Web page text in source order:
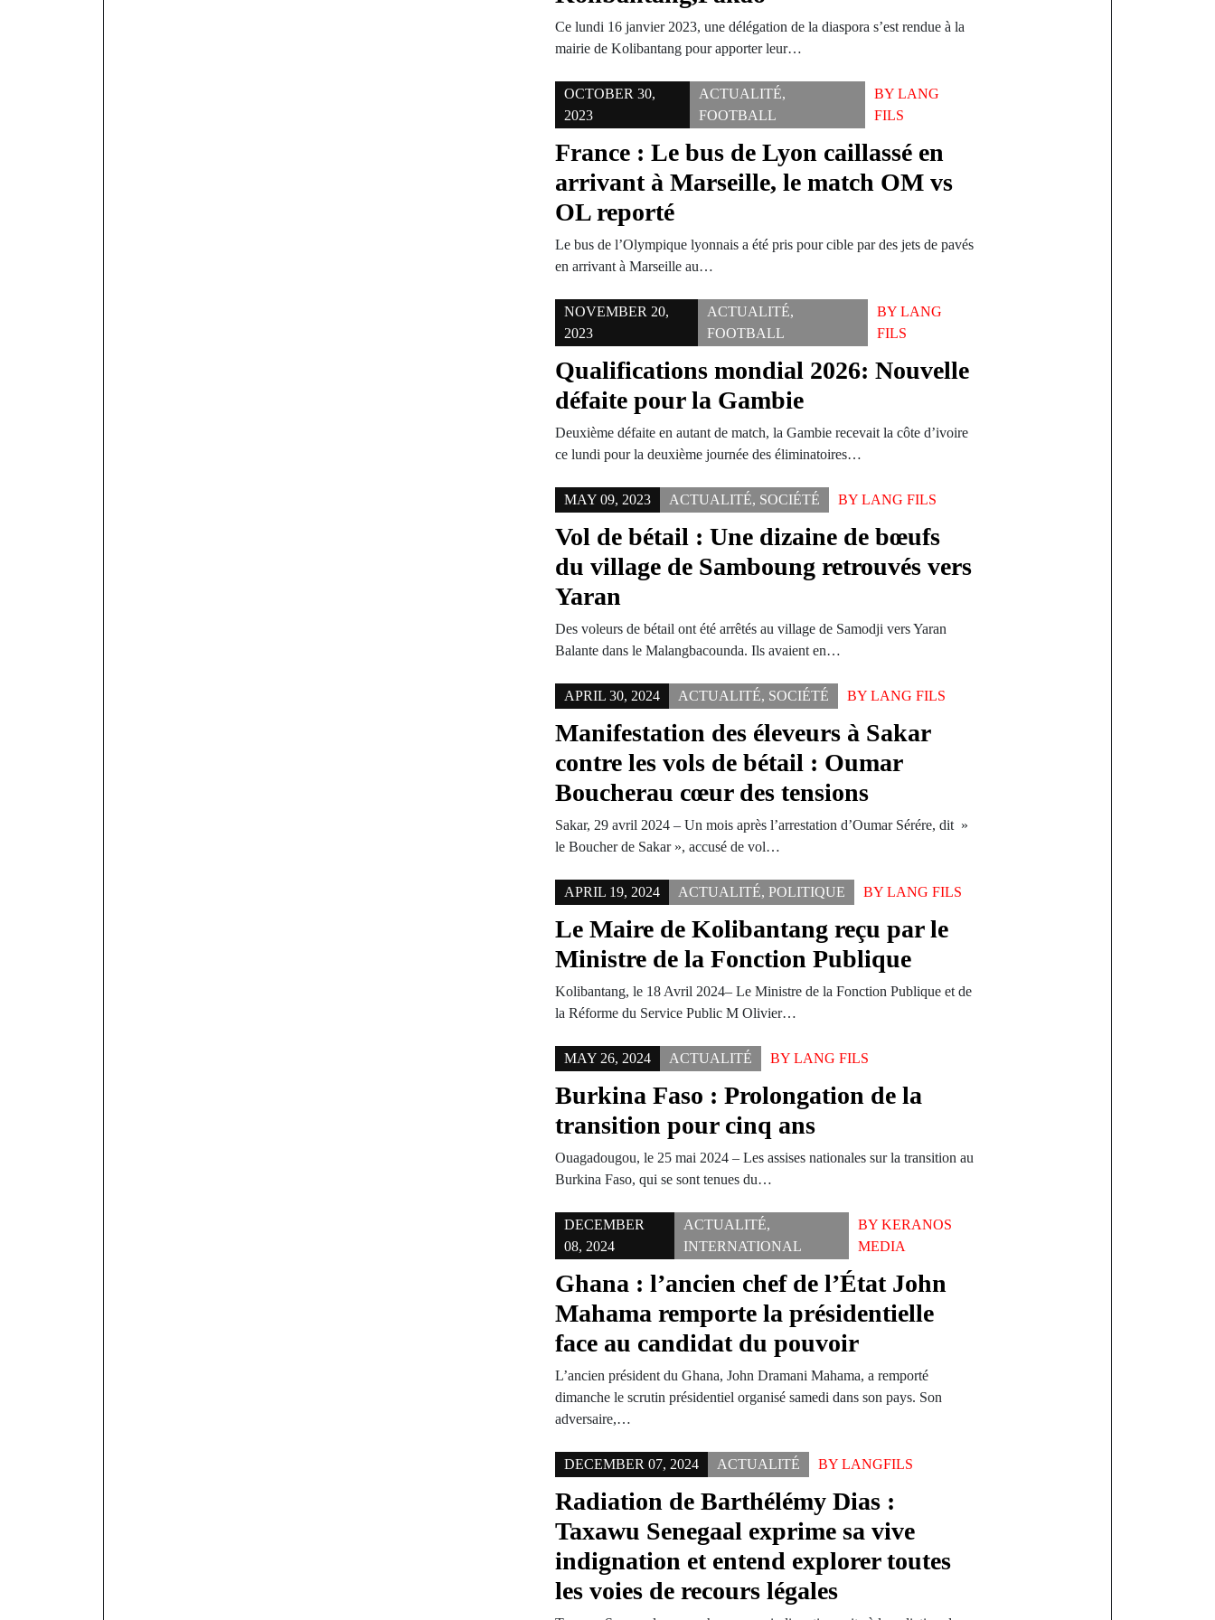
Ce lundi 16 janvier 2023, une délégation de la diaspora s’est rendue à la
mairie de Kolibantang pour apporter leur…
OCTOBER 30,
2023
ACTUALITÉ,
FOOTBALL
BY LANG
FILS
France : Le bus de Lyon caillassé en
arrivant à Marseille, le match OM vs
OL reporté
Le bus de l’Olympique lyonnais a été pris pour cible par des jets de pavés
en arrivant à Marseille au…
NOVEMBER 20,
2023
ACTUALITÉ,
FOOTBALL
BYLANG
FILS
Qualifications mondial 2026: Nouvelle
défaite pour la Gambie
Deuxième défaite en autant de match, la Gambie recevait la côte d’ivoire
ce lundi pour la deuxième journée des éliminatoires…
MAY 09, 2023 ACTUALITÉ, SOCIÉTÉ BYLANG FILS
Vol de bétail : Une dizaine de bœufs
du village de Samboung retrouvés vers
Yaran
Des voleurs de bétail ont été arrêtés au village de Samodji vers Yaran
Balante dans le Malangbacounda. Ils avaient en…
APRIL 30, 2024 ACTUALITÉ, SOCIÉTÉ BYLANG FILS
Manifestation des éleveurs à Sakar
contre les vols de bétail : Oumar
Boucherau cœur des tensions
Sakar, 29 avril 2024 – Un mois après l’arrestation d’Oumar Sérére, dit »
le Boucher de Sakar », accusé de vol…
APRIL 19, 2024 ACTUALITÉ,POLITIQUE BYLANG FILS
Le Maire de Kolibantang reçu par le
Ministre de la Fonction Publique
Kolibantang, le 18 Avril 2024– Le Ministre de la Fonction Publique et de
la Réforme du Service Public M Olivier…
MAY 26, 2024 ACTUALITÉ BYLANG FILS
Burkina Faso : Prolongation de la
transition pour cinq ans
Ouagadougou, le 25 mai 2024 – Les assises nationales sur la transition au
Burkina Faso, qui se sont tenues du…
DECEMBER
08, 2024
ACTUALITÉ,
INTERNATIONAL
BY KERANOS
MEDIA
Ghana : l’ancien chef de l’État John
Mahama remporte la présidentielle
face au candidat du pouvoir
L’ancien président du Ghana, John Dramani Mahama, a remporté
dimanche le scrutin présidentiel organisé samedi dans son pays. Son
adversaire,…
DECEMBER 07, 2024 ACTUALITÉ BYLANGFILS
Radiation de Barthélémy Dias :
Taxawu Senegaal exprime sa vive
indignation et entend explorer toutes
les voies de recours légales